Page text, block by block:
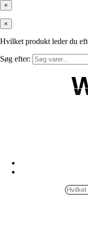
×
×
Hvilket produkt leder du
Søg efter: